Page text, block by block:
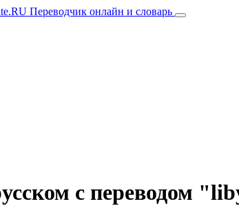
Переводчик онлайн и словарь
с переводом